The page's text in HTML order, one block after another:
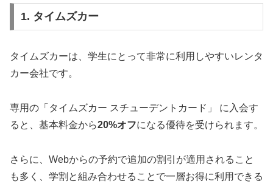
1. タイムズカー
タイムズカーは、学生にとって非常に利用しやすいレンタ
カー会社です。
専用の「タイムズカー スチューデントカード」 に入会す
ると、基本料金から20%オフになる優待を受けられます。
さらに、Webからの予約で追加の割引が適用されること
も多く、学割と組み合わせることで一層お得に利用できる